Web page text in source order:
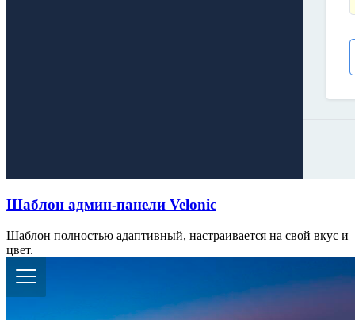
Шаблон админ-панели Velonic
Шаблон полностью адаптивный, настраивается на свой вкус и
цвет.